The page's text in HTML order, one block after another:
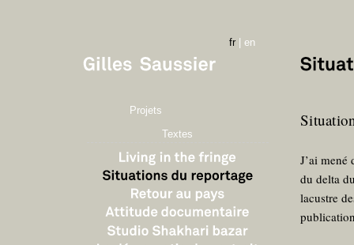
fr en
Projets
Textes
J’ai
du delta
lacustre